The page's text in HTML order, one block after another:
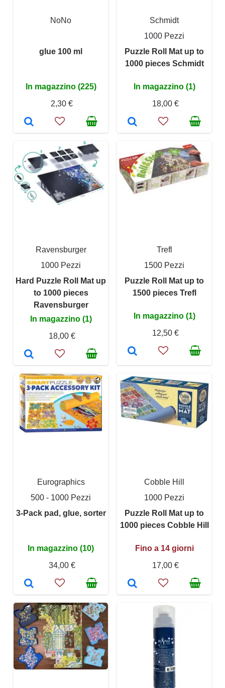
NoNo
glue 100 ml
In magazzino (225)
2,30 €
Schmidt
1000 Pezzi
Puzzle Roll Mat up to
1000 pieces Schmidt
In magazzino (1)
18,00 €
Ravensburger
1000 Pezzi
Hard Puzzle Roll Mat up
to 1000 pieces
Ravensburger
In magazzino (1)
18,00 €
Trefl
1500 Pezzi
Puzzle Roll Mat up to
1500 pieces Trefl
In magazzino (1)
12,50 €
Eurographics
500 - 1000 Pezzi
3-Pack pad, glue, sorter
In magazzino (10)
34,00 €
Cobble Hill
1000 Pezzi
Puzzle Roll Mat up to
1000 pieces Cobble Hill
Fino a 14 giorni
17,00 €